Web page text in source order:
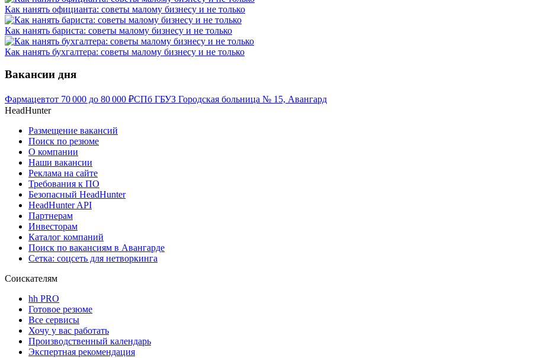
Как нанять официанта: советы малому бизнесу и не только
Как нанять бариста: советы малому бизнесу и не только
Как нанять бухгалтера: советы малому бизнесу и не только
Вакансии дня
Фармацевтот 70 000 до 80 000 ₽СПб ГБУЗ Городская больница № 15, Авангард
HeadHunter
Размещение вакансий
Поиск по резюме
О компании
Наши вакансии
Реклама на сайте
Требования к ПО
Безопасный HeadHunter
HeadHunter API
Партнерам
Инвесторам
Каталог компаний
Поиск по вакансиям в Авангарде
Сетка: соцсеть для нетворкинга
Соискателям
hh PRO
Готовое резюме
Все сервисы
Хочу у вас работать
Производственный календарь
Экспертная рекомендация